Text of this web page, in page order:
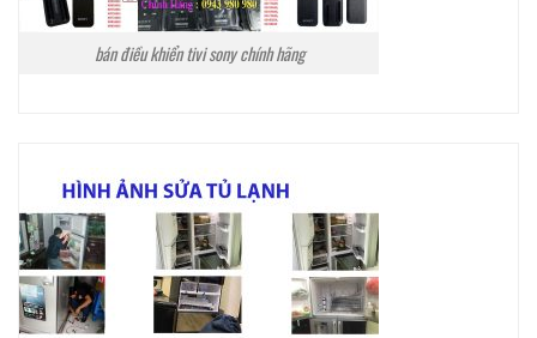
bán điều khiển tivi sony chính hãng